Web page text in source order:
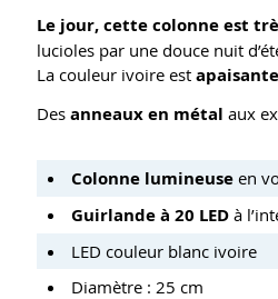
Le jour, cette colonne est
lucioles par une douce nuit
La couleur ivoire est apaisante
Des anneaux en métal aux
Colonne lumineuse en
Guirlande à 20 LED à
LED couleur blanc ivoire
Diamètre : 25 cm